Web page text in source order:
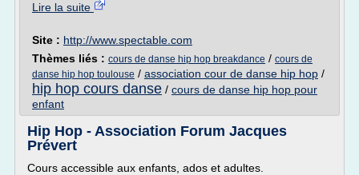
Lire la suite
Site : http://www.spectable.com
Thèmes liés : cours de danse hip hop breakdance / cours de
danse hip hop toulouse / association cour de danse hip hop /
hip hop cours danse / cours de danse hip hop pour
enfant
Hip Hop - Association Forum Jacques
Prévert
Cours accessible aux enfants, ados et adultes.